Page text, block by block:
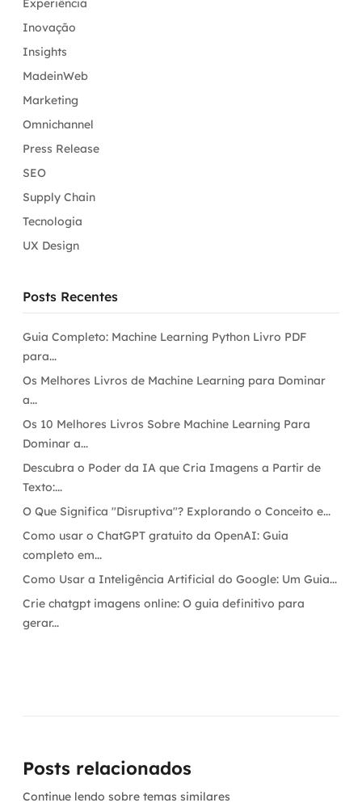
Experiência
Inovação
Insights
MadeinWeb
Marketing
Omnichannel
Press Release
SEO
Supply Chain
Tecnologia
UX Design
Posts Recentes
Guia Completo: Machine Learning Python Livro PDF
para...
Os Melhores Livros de Machine Learning para Dominar
a...
Os 10 Melhores Livros Sobre Machine Learning Para
Dominar a...
Descubra o Poder da IA que Cria Imagens a Partir de
Texto:...
O Que Significa "Disruptiva"? Explorando o Conceito e...
Como usar o ChatGPT gratuito da OpenAI: Guia
completo em...
Como Usar a Inteligência Artificial do Google: Um Guia...
Crie chatgpt imagens online: O guia definitivo para
gerar...
Posts relacionados
Continue lendo sobre temas similares